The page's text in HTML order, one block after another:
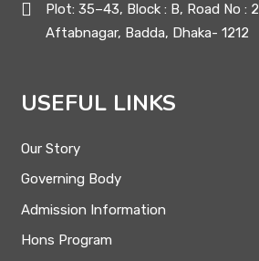
Plot: 35–43, Block : B, Road No :
Aftabnagar, Badda, Dhaka- 1212
USEFUL LINKS
Our Story
Governing Body
Admission Information
Hons Program